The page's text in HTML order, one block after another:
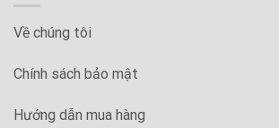
Về chúng tôi
Chính sách bảo mật
Hướng dẫn mua hàng